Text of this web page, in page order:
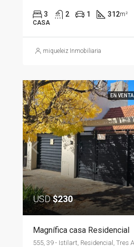
3 2 1 312m²
CASA
miqueleiz Inmobiliaria
EN VENTA
USD$230
Magnífica casa Residencial